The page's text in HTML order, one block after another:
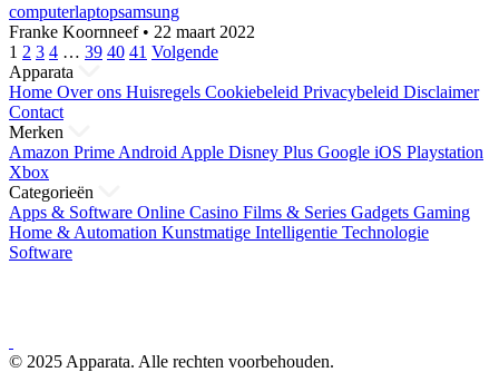
computerlaptopsamsung
Franke Koornneef• 22 maart 2022
Berichten
paginering
1 2 3 4 … 39 40 41 Volgende
Apparata
Home Over ons Huisregels Cookiebeleid Privacybeleid Disclaimer
Contact
Merken
Amazon Prime Android Apple Disney Plus Google iOS Playstation
Xbox
Categorieën
Apps & Software Online Casino Films & Series Gadgets Gaming
Home & Automation Kunstmatige Intelligentie Technologie
Software
© 2025 Apparata. Alle rechten voorbehouden.